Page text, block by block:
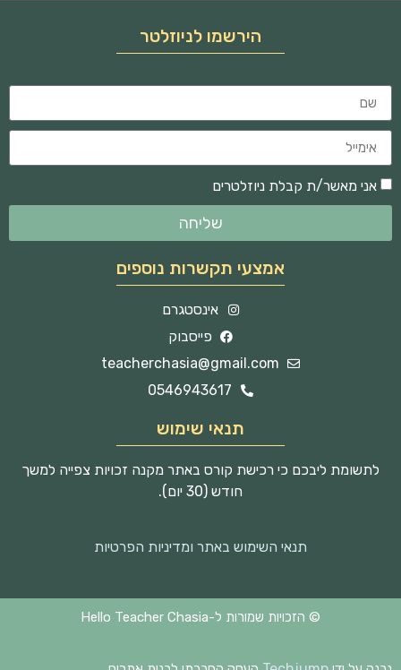
הירשמו לניוזלטר
אני מאשר/ת קבלת ניוזלטרים
שליחה
אמצעי תקשרות נוספים
אינסטגרם
פייסבוק
teacherchasia@gmail.com
0546943617
תנאי שימוש
לתשומת ליבכם כי רכישת קורס באתר מקנה זכויות צפייה למשך
חודש (30 יום).
תנאי השימוש באתר ומדיניות הפרטיות
© הזכויות שמורות ל-Hello Teacher Chasia